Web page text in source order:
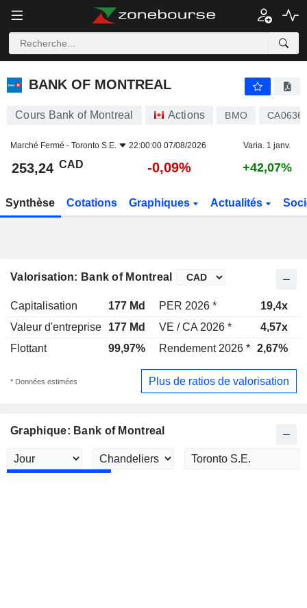
BANK OF MONTREAL
BANK OF MONTREAL
Cours Bank of Montreal Actions BMO
Marché Fermé - Toronto S.E. 22:00:00 07/08/2026 Varia. 1 janv.
253,24 CAD -0,09% +42,07%
Synthèse Cotations Graphiques Actualités
Valorisation: Bank of Montreal
Capitalisation 177 Md PER 2026 * 19,4x
Valeur d'entreprise
177 Md VE / CA 2026 * 4,57x
Flottant
99,97% Rendement 2026 * 2,67%
* Données estimées Plus de ratios de valorisation
Graphique: Bank of Montreal